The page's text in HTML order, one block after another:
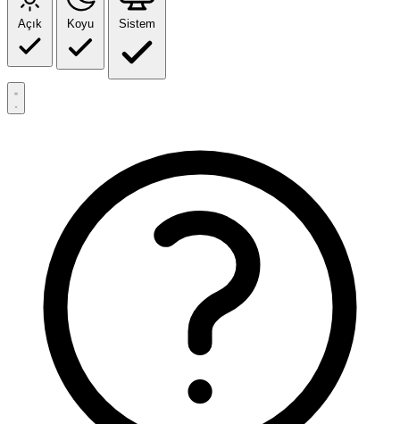
Açık Koyu Sistem